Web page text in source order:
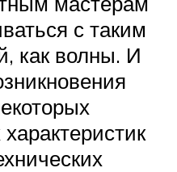
с таким
как волны. И